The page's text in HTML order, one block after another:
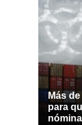
Más
para